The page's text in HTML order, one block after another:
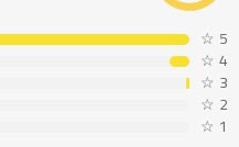
5
☆
4
☆
3
☆
2
☆
1
☆